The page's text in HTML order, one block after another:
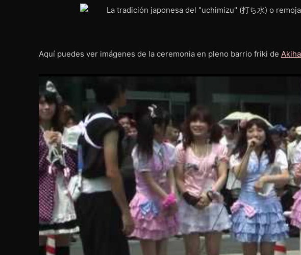
Aquí puedes ver imágenes de la ceremonia en pleno barrio friki de